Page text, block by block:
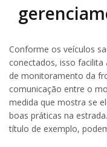
Conforme os veículos
conectados, isso
de monitoramento da
comunicação entre o
medida que mostra se
boas práticas na
título de exemplo,